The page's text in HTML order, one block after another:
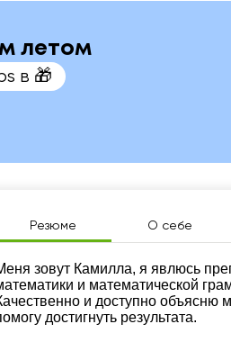
летом
в 🎁
Резюме О себе
зовут Камилла, я явлюсь
и математической
и доступно объясню
достигнуть результата.